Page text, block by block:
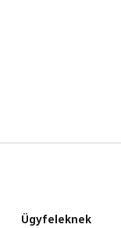
Ügyfeleknek